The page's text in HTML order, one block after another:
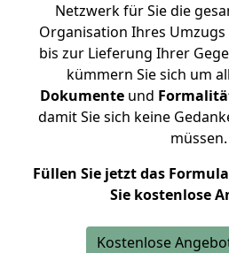
Netzwerk für Sie die
Organisation Ihres
bis zur Lieferung Ihrer
kümmern Sie sich um
Dokumenteund
damit Sie sich keine
müssen.
Füllen Sie jetzt das
Sie kostenlose
Kostenlose